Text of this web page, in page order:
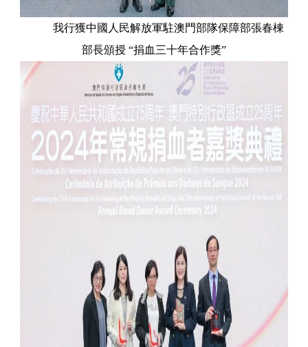
我行獲中國人民解放軍駐澳門部隊保障部張春棟
部長頒授 “捐血三十年合作獎”